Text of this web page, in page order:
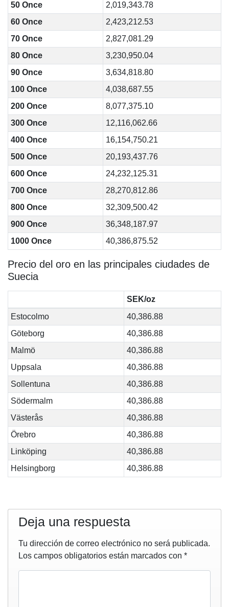
50 Once
2,019,343.78
60 Once
2,423,212.53
70 Once
2,827,081.29
80 Once
3,230,950.04
90 Once
3,634,818.80
100 Once
4,038,687.55
200 Once
8,077,375.10
300 Once
12,116,062.66
400 Once
16,154,750.21
500 Once
20,193,437.76
600 Once
24,232,125.31
700 Once
28,270,812.86
800 Once
32,309,500.42
900 Once
36,348,187.97
1000 Once
40,386,875.52
Precio del oro en las principales ciudades de
Suecia
SEK/oz
Estocolmo
40,386.88
Göteborg
40,386.88
Malmö
40,386.88
Uppsala
40,386.88
Sollentuna
40,386.88
Södermalm
40,386.88
Västerås
40,386.88
Örebro
40,386.88
Linköping
40,386.88
Helsingborg
40,386.88
Deja una respuesta
Tu dirección de correo electrónico no será publicada.
Los campos obligatorios están marcados con *